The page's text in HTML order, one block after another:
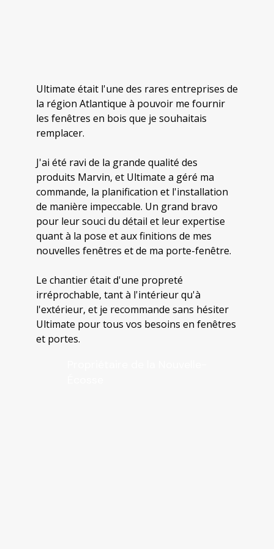
Ultimate était l'une des rares entreprises de
la région Atlantique à pouvoir me fournir
les fenêtres en bois que je souhaitais
remplacer.
J'ai été ravi de la grande qualité des
produits Marvin, et Ultimate a géré ma
commande, la planification et l'installation
de manière impeccable. Un grand bravo
pour leur souci du détail et leur expertise
quant à la pose et aux finitions de mes
nouvelles fenêtres et de ma porte-fenêtre.
Le chantier était d'une propreté
irréprochable, tant à l'intérieur qu'à
l'extérieur, et je recommande sans hésiter
Ultimate pour tous vos besoins en fenêtres
et portes.